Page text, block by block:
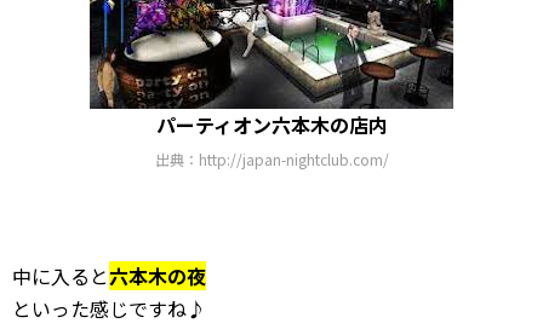
パーティオン六本木の店内
出典：http://japan-nightclub.com/
中に入ると六本木の夜
といった感じですね♪